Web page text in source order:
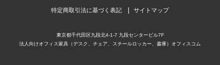
特定商取引法に基づく表記 サイトマップ
東京都千代田区九段北4-1-7 九段センタービル7F
法人向けオフィス家具（デスク、チェア、スチールロッカー、書庫）オフィスコム